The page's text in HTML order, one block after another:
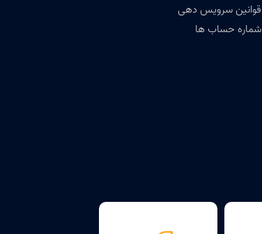
قوانین سرویس دهی
شماره حساب ها